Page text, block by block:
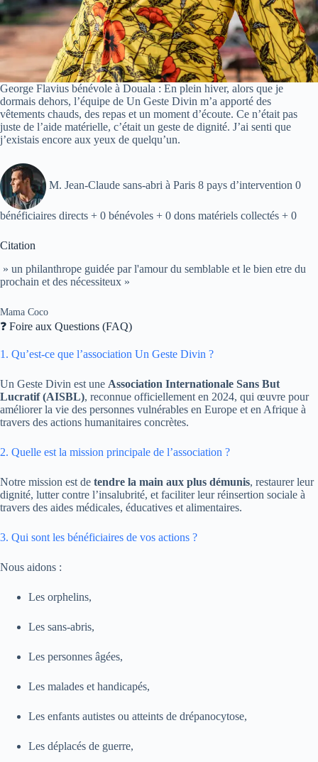
George Flavius bénévole à Douala : En plein hiver, alors que je
dormais dehors, l’équipe de Un Geste Divin m’a apporté des
vêtements chauds, des repas et un moment d’écoute. Ce n’était pas
juste de l’aide matérielle, c’était un geste de dignité. J’ai senti que
j’existais encore aux yeux de quelqu’un.
M. Jean-Claude sans-abri à Paris 8 pays d’intervention 0
bénéficiaires directs + 0 bénévoles + 0 dons matériels collectés + 0
Citation
» un philanthrope guidée par l'amour du semblable et le bien etre du
prochain et des nécessiteux »
Mama Coco
❓ Foire aux Questions (FAQ)
1. Qu’est-ce que l’association Un Geste Divin ?
Un Geste Divin est une Association Internationale Sans But
Lucratif (AISBL), reconnue officiellement en 2024, qui œuvre pour
améliorer la vie des personnes vulnérables en Europe et en Afrique à
travers des actions humanitaires concrètes.
2. Quelle est la mission principale de l’association ?
Notre mission est de tendre la main aux plus démunis, restaurer leur
dignité, lutter contre l’insalubrité, et faciliter leur réinsertion sociale à
travers des aides médicales, éducatives et alimentaires.
3. Qui sont les bénéficiaires de vos actions ?
Nous aidons :
Les orphelins,
Les sans-abris,
Les personnes âgées,
Les malades et handicapés,
Les enfants autistes ou atteints de drépanocytose,
Les déplacés de guerre,